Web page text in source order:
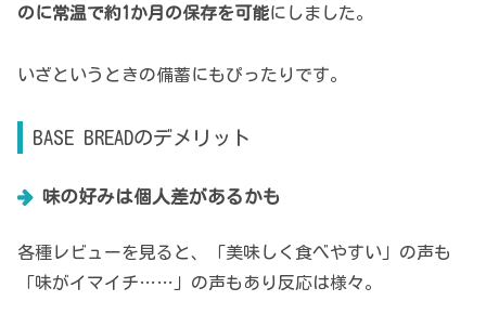
のに常温で約1か月の保存を可能にしました。
いざというときの備蓄にもぴったりです。
BASE BREADのデメリット
味の好みは個人差があるかも
各種レビューを見ると、「美味しく食べやすい」の声も
「味がイマイチ……」の声もあり反応は様々。